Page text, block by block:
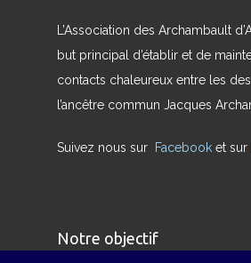
L’Association des Archambault
but principal d’établir et de
contacts chaleureux entre les
l’ancêtre commun Jacques
Suivez nous sur Facebook et sur
Notre objectif